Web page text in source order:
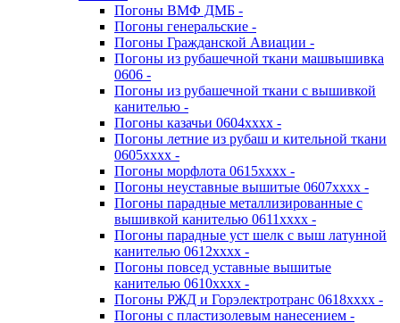
Погоны ВМФ ДМБ -
Погоны генеральские -
Погоны Гражданской Авиации -
Погоны из рубашечной ткани машвышивка
0606 -
Погоны из рубашечной ткани с вышивкой
канителью -
Погоны казачьи 0604хххх -
Погоны летние из рубаш и кительной ткани
0605хххх -
Погоны морфлота 0615хххх -
Погоны неуставные вышитые 0607хххх -
Погоны парадные металлизированные с
вышивкой канителью 0611хххх -
Погоны парадные уст шелк с выш латунной
канителью 0612хххх -
Погоны повсед уставные вышитые
канителью 0610хххх -
Погоны РЖД и Горэлектротранс 0618хххх -
Погоны с пластизолевым нанесением -